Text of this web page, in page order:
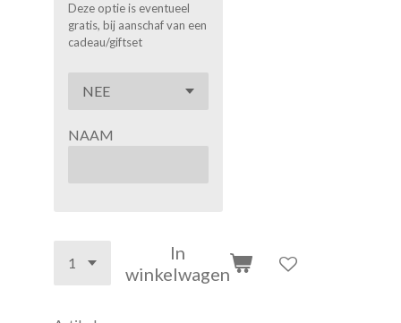
Deze optie is eventueel
gratis, bij aanschaf van een
cadeau/giftset
NAAM
In
winkelwagen